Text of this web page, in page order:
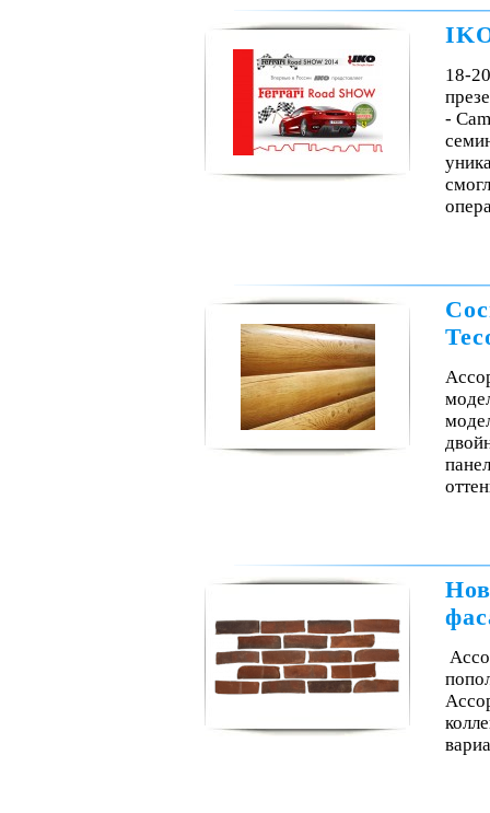
18-
-